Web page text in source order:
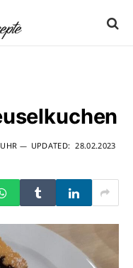
UPDATED: 28.02.2023